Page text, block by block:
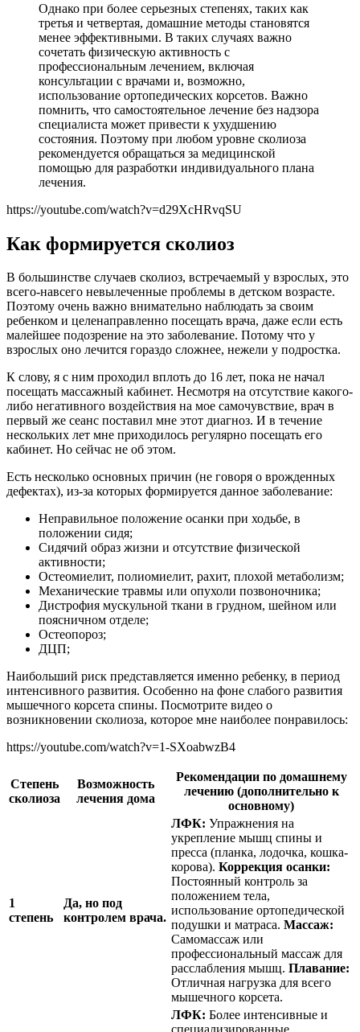
Однако при более серьезных степенях, таких как
третья и четвертая, домашние методы становятся
менее эффективными. В таких случаях важно
сочетать физическую активность с
профессиональным лечением, включая
консультации с врачами и, возможно,
использование ортопедических корсетов. Важно
помнить, что самостоятельное лечение без надзора
специалиста может привести к ухудшению
состояния. Поэтому при любом уровне сколиоза
рекомендуется обращаться за медицинской
помощью для разработки индивидуального плана
лечения.
https://youtube.com/watch?v=d29XcHRvqSU
Как формируется сколиоз
В большинстве случаев сколиоз, встречаемый у взрослых, это
всего-навсего невылеченные проблемы в детском возрасте.
Поэтому очень важно внимательно наблюдать за своим
ребенком и целенаправленно посещать врача, даже если есть
малейшее подозрение на это заболевание. Потому что у
взрослых оно лечится гораздо сложнее, нежели у подростка.
К слову, я с ним проходил вплоть до 16 лет, пока не начал
посещать массажный кабинет. Несмотря на отсутствие какого-
либо негативного воздействия на мое самочувствие, врач в
первый же сеанс поставил мне этот диагноз. И в течение
нескольких лет мне приходилось регулярно посещать его
кабинет. Но сейчас не об этом.
Есть несколько основных причин (не говоря о врожденных
дефектах), из-за которых формируется данное заболевание:
Неправильное положение осанки при ходьбе, в
положении сидя;
Сидячий образ жизни и отсутствие физической
активности;
Остеомиелит, полиомиелит, рахит, плохой метаболизм;
Механические травмы или опухоли позвоночника;
Дистрофия мускульной ткани в грудном, шейном или
поясничном отделе;
Остеопороз;
ДЦП;
Наибольший риск представляется именно ребенку, в период
интенсивного развития. Особенно на фоне слабого развития
мышечного корсета спины. Посмотрите видео о
возникновении сколиоза, которое мне наиболее понравилось:
https://youtube.com/watch?v=1-SXoabwzB4
Степень
сколиоза
Возможность
лечения дома
Рекомендации по домашнему
лечению (дополнительно к
основному)
1
степень
Да, но под
контролем врача.
ЛФК: Упражнения на
укрепление мышц спины и
пресса (планка, лодочка, кошка-
корова). Коррекция осанки:
Постоянный контроль за
положением тела,
использование ортопедической
подушки и матраса. Массаж:
Самомассаж или
профессиональный массаж для
расслабления мышц. Плавание:
Отличная нагрузка для всего
мышечного корсета.
ЛФК: Более интенсивные и